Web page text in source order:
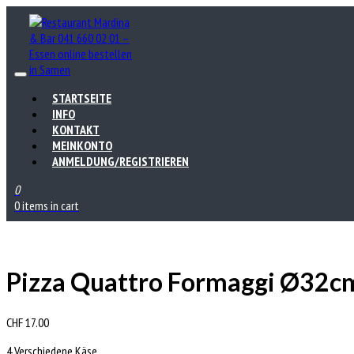
STARTSEITE
INFO
KONTAKT
MEINKONTO
ANMELDUNG/REGISTRIEREN
0
0 items in cart
Pizza Quattro Formaggi
CHF17.00
4 Verschiedene Käse